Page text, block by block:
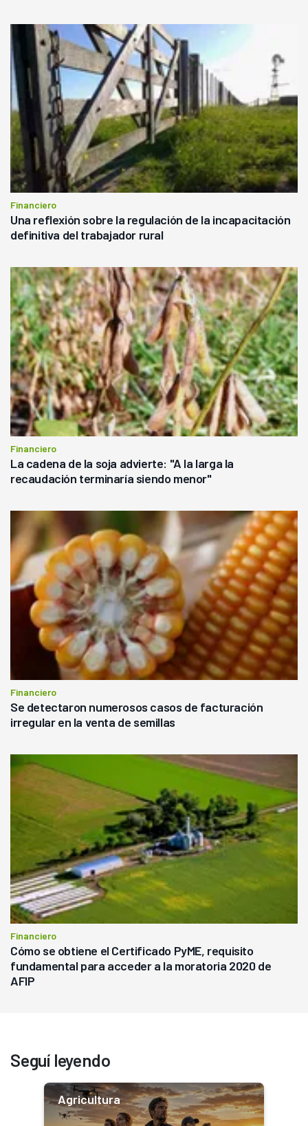
Financiero
Una reflexión sobre la regulación de la incapacitación
definitiva del trabajador rural
Financiero
La cadena de la soja advierte: "A la larga la
recaudación terminaría siendo menor"
Financiero
Se detectaron numerosos casos de facturación
irregular en la venta de semillas
Financiero
Cómo se obtiene el Certificado PyME, requisito
fundamental para acceder a la moratoria 2020 de
AFIP
Seguí leyendo
Agricultura